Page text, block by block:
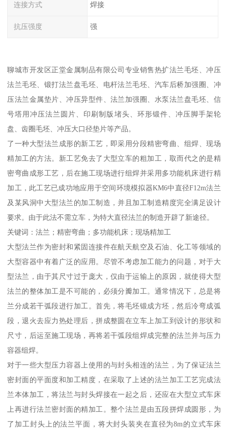
连接方式 焊接
抗压强度 强
聊城市开发区正堂金属制品有限公司专业销售热扩法兰毛坯、冲压
法兰毛坯、锻打法兰盘毛坯、电杆法兰毛坯、汽车后桥加强圈、冲
压法兰金属垫片、冲压异型件、法兰加强圈、水泵法兰盘毛坯、信
号塔用冲压法兰圆片、印刷制版堵头、环形锻件、冲压脚手架轮
盘、齿圈毛坯、冲压大口径垫片等产品。
了一种大型法兰成形的新工艺，即采用分段精密弯曲、组焊、现场
精加工的方法。新工艺免去了大型立车的粗加工，取而代之的是精
密弯曲成形工艺，后在施工现场进行组焊并采用多功能机床进行精
加工，此工艺已成功地应用于空间环境模拟器KM6中直径F12m法兰
及某风洞中大型法兰的加工制造，并且加工制造精度完全满足设计
要求。由于此法不需立车，为特大直径法兰的制造开辟了新途径。
关键词：法兰；精密弯曲；多功能机床；现场精加工
大型法兰作为密封和紧固连接件在航天航空及石油、化工等领域的
大型容器中有着广泛的应用。尽管不考虑加工能力的问题，对于大
型法兰，由于其尺寸过于庞大，仅由于运输上的原因，就使得大型
法兰的整体加工是不可能的，必须分瓣加工。通常情况下，总是将
兰分成若干弧段进行加工。首先，将毛坯锻成方坯，然后冷弯成弧
段，退火去应力热处理后，拼成整圆在立车上加工到设计的形状和
尺寸，后运至施工现场，再将若干弧段组焊成完整的法兰并与压力
容器组焊。
对于一些大型压力容器上使用的与封头相连的法兰，为了保证法兰
密封面的平面度和加工精度，在采取了上述的法兰加工工艺完成法
兰本体加工，将法兰与封头焊接在一起之后，还应在大型立式车床
上再进行法兰密封面的精加工。整个法兰是由五段拼焊成圆形，为
了加工封头上的法兰平面，将大封头装夹在直径为8m的立式车床